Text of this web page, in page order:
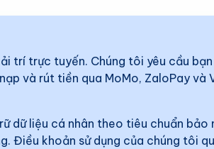
trí trực tuyến. Chúng tôi yêu cầu
và rút tiền qua MoMo, ZaloPay và
dữ liệu cá nhân theo tiêu chuẩn
Điều khoản sử dụng của chúng tôi